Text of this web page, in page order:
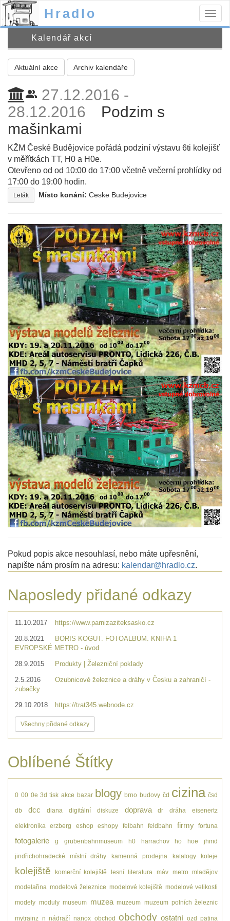
Hradlo
Kalendář akcí
Aktuální akce Archiv kalendáře
people_alt 27.12.2016 -
28.12.2016
Podzim s
mašinkami
KŽM České Budějovice pořádá podziní výstavu 6ti kolejišť
v měřítkách TT, H0 a H0e.
Otevřeno od od 10:00 do 17:00 včetně večerní prohlídky od
17:00 do 19:00 hodin.
Leták Místo konání: Ceske Budejovice
Pokud popis akce nesouhlasí, nebo máte upřesnění,
napište nám prosím na adresu: kalendar@hradlo.cz.
Naposledy přidané odkazy
11.10.2017 https://www.parnizaziteksasko.cz
20.8.2021
BORIS KOGUT. FOTOALBUM. KNIHA 1
EVROPSKÉ METRO - úvod
28.9.2015 Produkty | Železniční poklady
2.5.2016
Ozubnicové železnice a dráhy v Česku a zahraničí -
zubačky
29.10.2018 https://trat345.webnode.cz
Všechny přidané odkazy
Oblíbené Štítky
0 00 0e 3d tisk akce bazar blogy brno budovy čd cizina čsd
db dcc diana digitální diskuze doprava dr dráha eisenertz
elektronika erzberg eshop eshopy felbahn feldbahn firmy fortuna
fotogalerie g grubenbahnmuseum h0 harrachov ho hoe jhmd
jindřichohradecké místní dráhy kamenná prodejna katalogy koleje
kolejiště komerční kolejiště lesní literatura máv metro mladějov
modelařina modelová železnice modelové kolejiště modelové velikosti
modely moduly museum muzea muzeum muzeum polních železnic
mytrainz n nádraží nanox obchod obchody ostatní ozd patina